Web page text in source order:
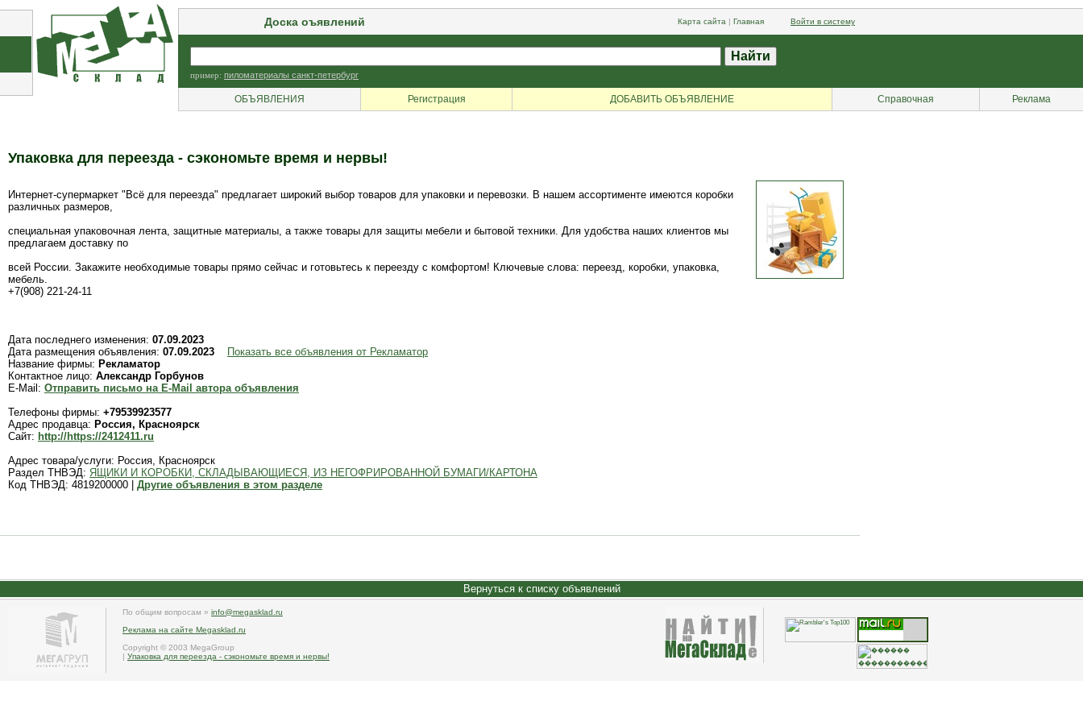
Доска оъявлений Карта сайта | Главная Войти в систему
пример: пиломатериалы санкт-петербург
ОБЪЯВЛЕНИЯ Регистрация ДОБАВИТЬ ОБЪЯВЛЕНИЕ Справочная Реклама
Упаковка для переезда - сэкономьте время и нервы!
Интернет-супермаркет "Всё для переезда" предлагает широкий выбор товаров для упаковки и перевозки. В нашем ассортименте имеются коробки
различных размеров,
специальная упаковочная лента, защитные материалы, а также товары для защиты мебели и бытовой техники. Для удобства наших клиентов мы
предлагаем доставку по
всей России. Закажите необходимые товары прямо сейчас и готовьтесь к переезду с комфортом! Ключевые слова: переезд, коробки, упаковка,
мебель.
+7(908) 221-24-11
Дата последнего изменения: 07.09.2023
Дата размещения объявления: 07.09.2023
Показать все объявления от Рекламатор
Название фирмы: Рекламатор
Контактное лицо: Александр Горбунов
E-Mail: Отправить письмо на E-Mail автора объявления
Телефоны фирмы: +79539923577
Адрес продавца: Россия, Красноярск
Сайт: http://https://2412411.ru
Адрес товара/услуги: Россия, Красноярск
Раздел ТНВЭД: ЯЩИКИ И КОРОБКИ, СКЛАДЫВАЮЩИЕСЯ, ИЗ НЕГОФРИРОВАННОЙ БУМАГИ/КАРТОНА
Код ТНВЭД: 4819200000 | Другие объявления в этом разделе
Вернуться к списку объявлений
По общим вопросам » info@megasklad.ru
Реклама на сайте Megasklad.ru
Copyright © 2003 MegaGroup
| Упаковка для переезда - сэкономьте время и нервы!